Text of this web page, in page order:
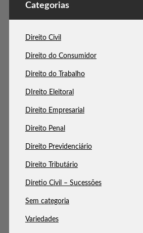
Categorias
Direito Civil
Direito do Consumidor
Direito do Trabalho
DIreito Eleitoral
Direito Empresarial
Direito Penal
Direito Previdenciário
Direito Tributário
Diretio Civil – Sucessões
Sem categoria
Variedades